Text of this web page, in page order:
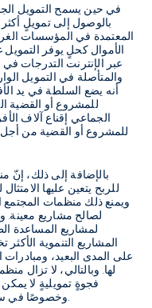
في حين يسمح التمويل
بالوصول إلى تمويلٍ
المعتمدة في المؤسسات
الأموال كحلٍ يوفر
عبر الإنترنت التدرجات في
والمتأصلة في التمويل
أنه يضع السلطة في يد
للمشروع أو القضية
الجماعي إقناع آلاف
للمشروع أو القضية من
بالإضافة إلى ذلك،
للربح يتعين عليها
ويمنع ذلك منظمات المجتمع
لصالح مشاريع
لمشاريع المساعدة
المشاريع التنموية
على المدى البعيد،
لها. وبالتالي، لا تزال
فجوةٍ تمويليةٍ لا
وخصوصًا في سياق المشاريع ذات الطابع السياسي الأكبر.